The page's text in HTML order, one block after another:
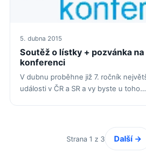
5. dubna 2015
Soutěž o lístky + pozvánka na
konferenci
V dubnu proběhne již 7. ročník
události v ČR a SR a vy byste u toho…
Strana 1 z 3 Další →